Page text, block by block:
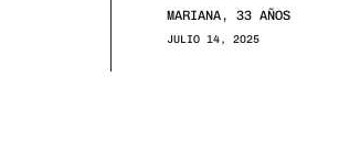
MARIANA, 33 AÑOS
JULIO 14, 2025